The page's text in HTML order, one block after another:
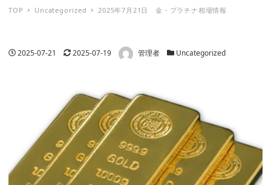
TOP Uncategorized 2025年7月21日 金・プラチナ相場情報
投稿日
2025-07-21 更新日
2025-07-19 著者 管理者 カテゴリー
Uncategorized